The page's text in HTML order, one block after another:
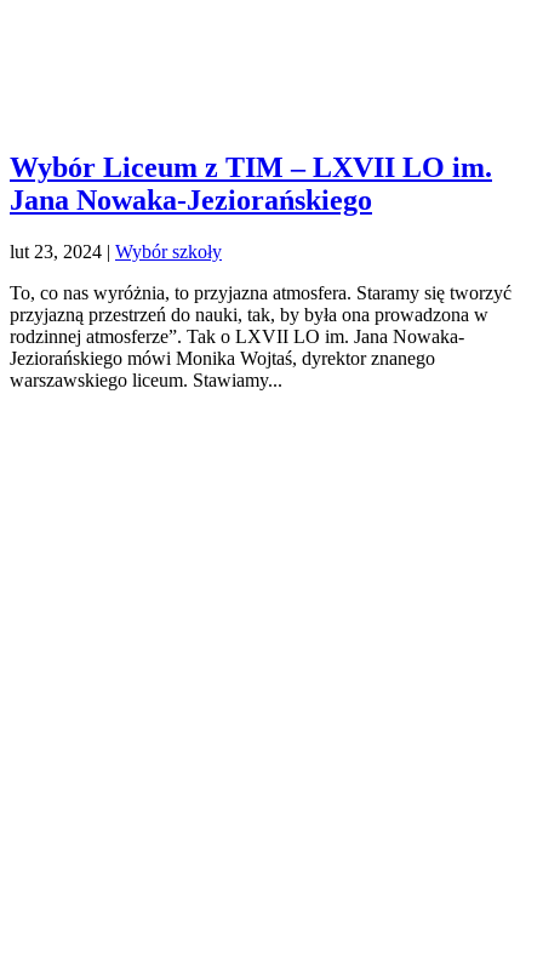
Wybór Liceum z TIM – LXVII LO im.
Jana Nowaka-Jeziorańskiego
lut 23, 2024 | Wybór szkoły
To, co nas wyróżnia, to przyjazna atmosfera. Staramy się tworzyć
przyjazną przestrzeń do nauki, tak, by była ona prowadzona w
rodzinnej atmosferze”. Tak o LXVII LO im. Jana Nowaka-
Jeziorańskiego mówi Monika Wojtaś, dyrektor znanego
warszawskiego liceum. Stawiamy...